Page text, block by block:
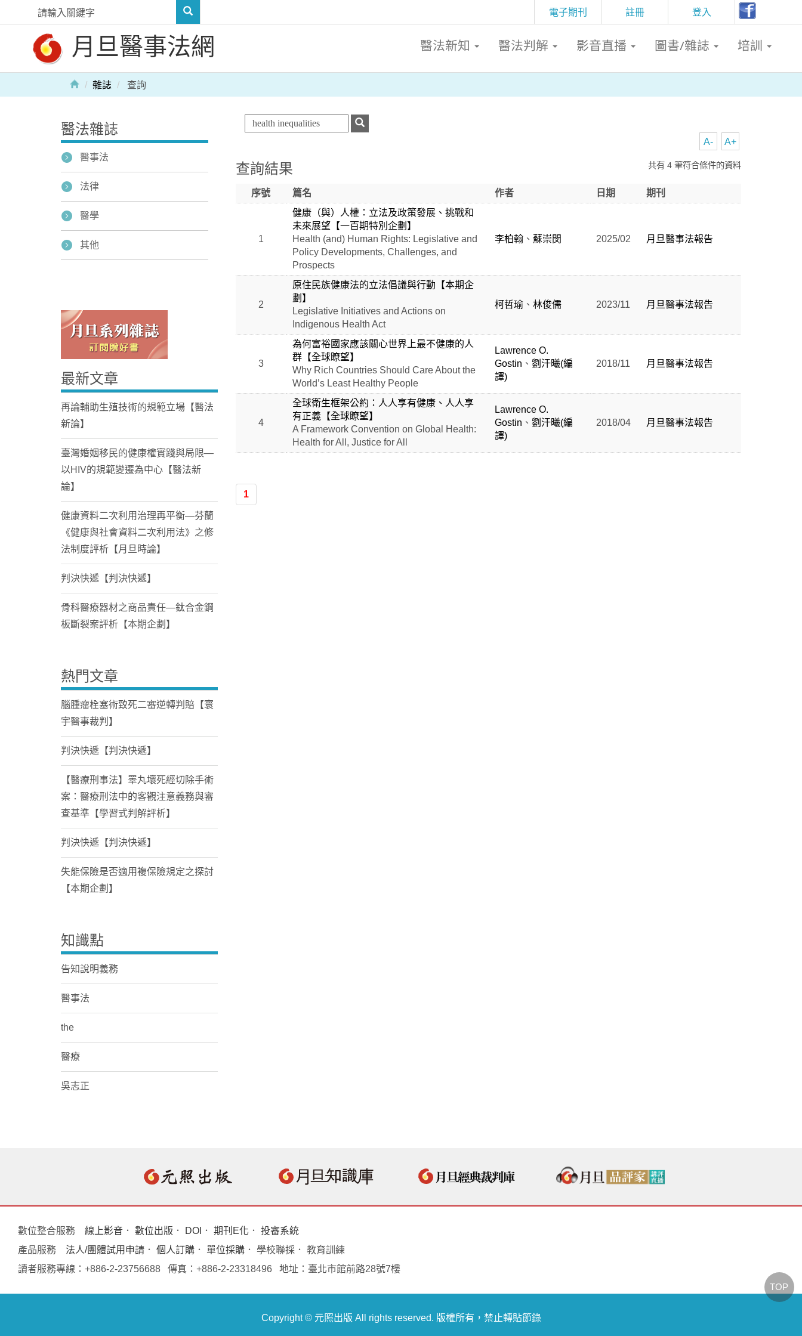
註冊 登入
電子期刊
月旦醫事法網 醫法新知 醫法判解 影音直播 圖書/雜誌 培訓
Home
雜誌 查詢
A+
A-
查詢結果 共有 4 筆符合條件的資料
序號 篇名 作者 日期 期刊
1
健康（與）人權：立法及政策發展、挑戰和
未來展望【一百期特別企劃】
Health (and) Human Rights: Legislative and
Policy Developments, Challenges, and
Prospects
李柏翰、 蘇崇閔 2025/02 月旦醫事法報告
2
原住民族健康法的立法倡議與行動【本期企
劃】
Legislative Initiatives and Actions on
Indigenous Health Act
柯哲瑜、 林俊儒 2023/11 月旦醫事法報告
3
為何富裕國家應該關心世界上最不健康的人
群【全球瞭望】
Why Rich Countries Should Care About the
World’s Least Healthy People
Lawrence O.
Gostin 、 劉汗曦(編
譯)
2018/11 月旦醫事法報告
4
全球衛生框架公約：人人享有健康、人人享
有正義【全球瞭望】
A Framework Convention on Global Health:
Health for All, Justice for All
Lawrence O.
Gostin 、 劉汗曦(編
譯)
2018/04 月旦醫事法報告
1
醫法雜誌
醫事法
法律
醫學
其他
最新文章
再論輔助生殖技術的規範立場【醫法
新論】
臺灣婚姻移民的健康權實踐與局限—
以HIV的規範變遷為中心【醫法新
論】
健康資料二次利用治理再平衡—芬蘭
《健康與社會資料二次利用法》之修
法制度評析【月旦時論】
判決快遞【判決快遞】
骨科醫療器材之商品責任—鈦合金鋼
板斷裂案評析【本期企劃】
熱門文章
腦腫瘤栓塞術致死二審逆轉判賠【寰
宇醫事裁判】
判決快遞【判決快遞】
【醫療刑事法】睪丸壞死經切除手術
案：醫療刑法中的客觀注意義務與審
查基準【學習式判解評析】
判決快遞【判決快遞】
失能保險是否適用複保險規定之探討
【本期企劃】
知識點
告知說明義務
醫事法
the
醫療
吳志正
數位整合服務 線上影音 ． 數位出版 ． DOI ． 期刊E化 ． 投審系統
產品服務
法人/團體試用申請 ． 個人訂購 ． 單位採購 ． 學校聯採． 教育訓練
讀者服務專線：+886-2-23756688 傳真：+886-2-23318496 地址：臺北市館前路28號7樓
Copyright © 元照出版 All rights reserved. 版權所有，禁止轉貼節錄
TOP